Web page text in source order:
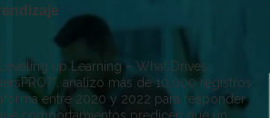
up Learning – What Drives
analizó más de 10.000 registros
entre 2020 y 2022 para responder